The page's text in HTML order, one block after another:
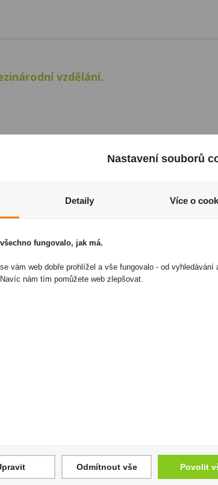
vzdělání.
podporují, nejen finančně, ale i mentorsky. Věří v
a ovládat angličtinu. Bez nich bychom nemohli
Nastavení souborů
Detaily Více o
fungovalo, jak má.
vám web dobře prohlížel a vše fungovalo - od vyhledávání
nám tím pomůžete web zlepšovat.
Odmítnout vše Povolit